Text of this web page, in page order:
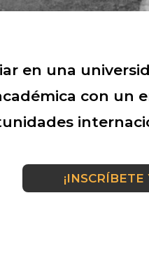
en una
con un
¡INSCRÍBETE